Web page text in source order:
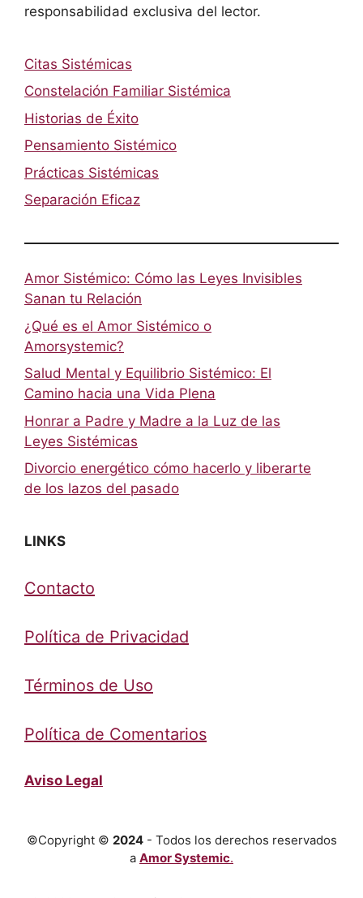
responsabilidad exclusiva del lector.
Citas Sistémicas
Constelación Familiar Sistémica
Historias de Éxito
Pensamiento Sistémico
Prácticas Sistémicas
Separación Eficaz
Amor Sistémico: Cómo las Leyes Invisibles
Sanan tu Relación
¿Qué es el Amor Sistémico o
Amorsystemic?
Salud Mental y Equilibrio Sistémico: El
Camino hacia una Vida Plena
Honrar a Padre y Madre a la Luz de las
Leyes Sistémicas
Divorcio energético cómo hacerlo y liberarte
de los lazos del pasado
LINKS
Contacto
Política de Privacidad
Términos de Uso
Política de Comentarios
Aviso Legal
©Copyright © 2024- Todos los derechos reservados
a Amor Systemic.